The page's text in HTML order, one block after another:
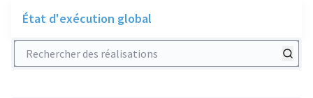
État d'exécution global
Rechercher des réalisations